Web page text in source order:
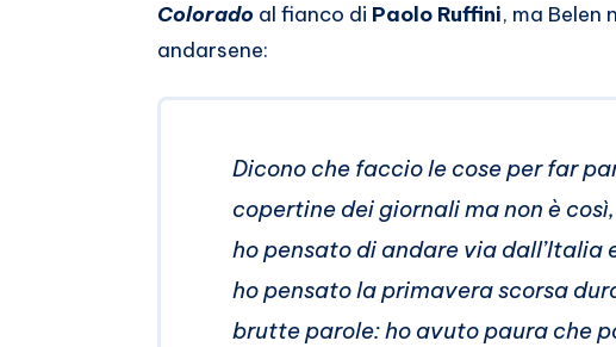
Colorado al fianco di Paolo Ruffini, ma Belen
andarsene:
Dicono che faccio le cose per far
copertine dei giornali ma non è
ho pensato di andare via dall’Italia
ho pensato la primavera scorsa
brutte parole: ho avuto paura che